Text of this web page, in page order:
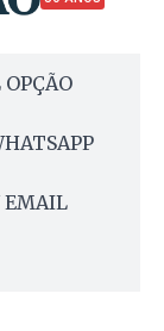
EMAIL